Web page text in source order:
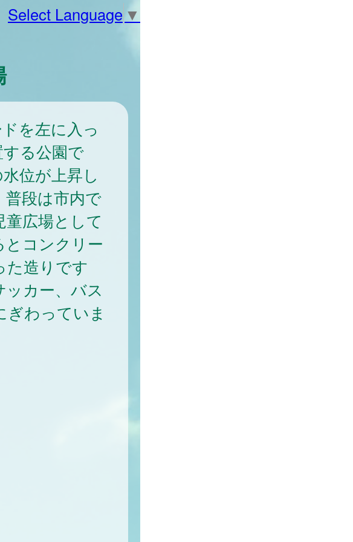
Select Language ▼
を左に入っ
る公園で
位が上昇し
段は市内で
広場として
とコンクリー
た造りです
カー、バス
わっていま